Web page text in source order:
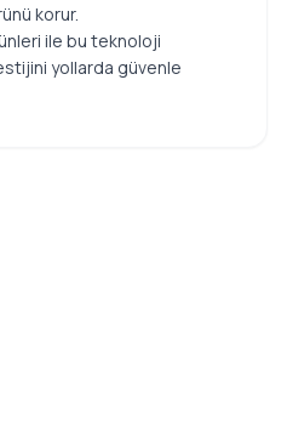
korur.
ile bu teknoloji
yollarda güvenle